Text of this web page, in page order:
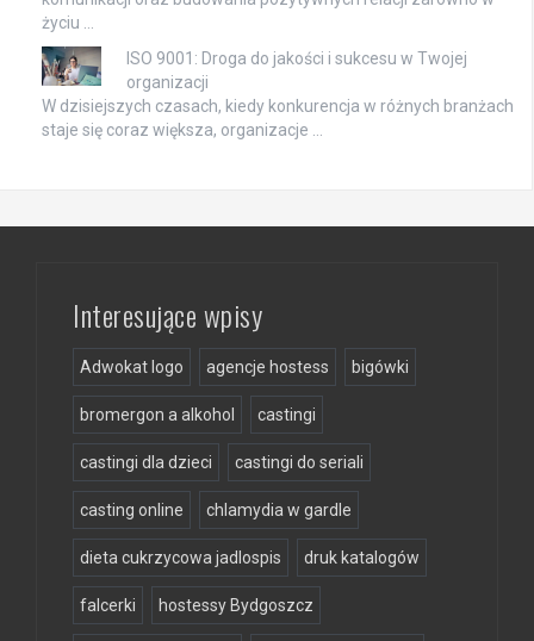
życiu …
ISO 9001: Droga do jakości i sukcesu w Twojej
organizacji
W dzisiejszych czasach, kiedy konkurencja w różnych branżach
staje się coraz większa, organizacje …
Interesujące wpisy
Adwokat logo agencje hostess bigówki
bromergon a alkohol castingi
castingi dla dzieci castingi do seriali
casting online chlamydia w gardle
dieta cukrzycowa jadlospis druk katalogów
falcerki hostessy Bydgoszcz